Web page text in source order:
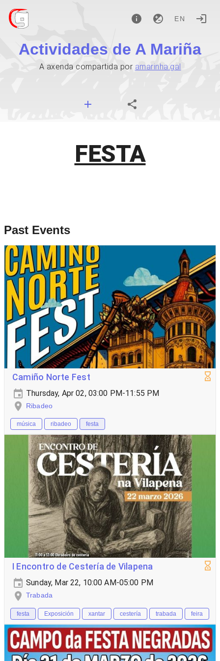
EN
Actividades de A Mariña
A axenda compartida por amarinha.gal
FESTA
Past Events
Camiño Norte Fest
Thursday, Apr 02, 03:00 PM-11:55 PM
Ribadeo
música ribadeo festa
I Encontro de Cestería de Vilapena
Sunday, Mar 22, 10:00 AM-05:00 PM
Trabada
festa Exposición xantar cestería trabada feira